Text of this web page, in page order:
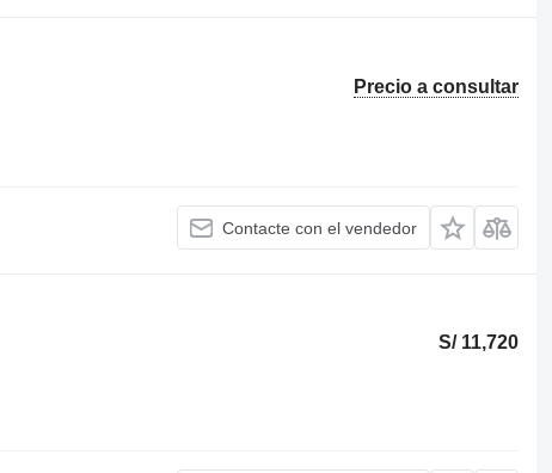
Precio a consultar
Contacte con el vendedor
S/ 11,720